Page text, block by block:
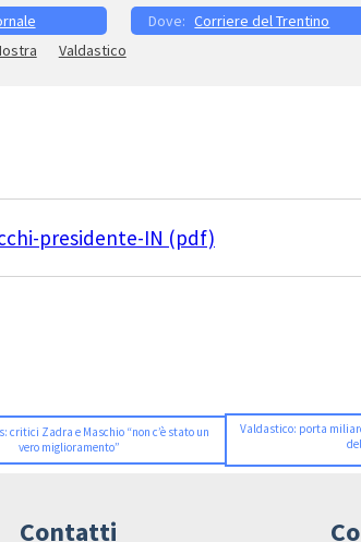
Corriere del Trentino
Valdastico
presidente-IN (pdf)
critici Zadra e Maschio “non c’è stato un
vero miglioramento”
Valdastico: porta
Contatti